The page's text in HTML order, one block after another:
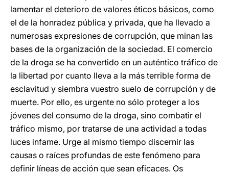
lamentar el deterioro de valores éticos básicos, como
el de la honradez pública y privada, que ha llevado a
numerosas expresiones de corrupción, que minan las
bases de la organización de la sociedad. El comercio
de la droga se ha convertido en un auténtico tráfico de
la libertad por cuanto lleva a la más terrible forma de
esclavitud y siembra vuestro suelo de corrupción y de
muerte. Por ello, es urgente no sólo proteger a los
jóvenes del consumo de la droga, sino combatir el
tráfico mismo, por tratarse de una actividad a todas
luces infame. Urge al mismo tiempo discernir las
causas o raíces profundas de este fenómeno para
definir líneas de acción que sean eficaces. Os